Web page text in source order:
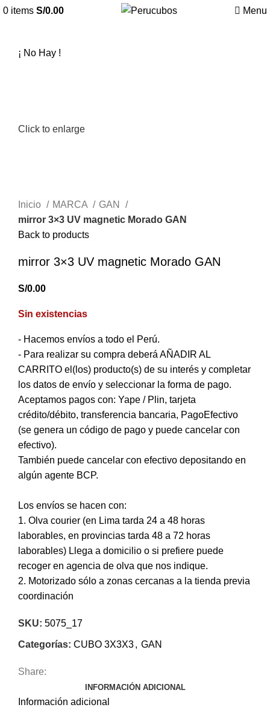
0 items S/0.00 Menu
¡ No Hay !
Click to enlarge
Inicio MARCA
GAN
mirror 3×3 UV magnetic Morado GAN
Back to products
mirror 3×3 UV magnetic Morado GAN
S/0.00
Sin existencias
- Hacemos envíos a todo el Perú.
- Para realizar su compra deberá AÑADIR AL
CARRITO el(los) producto(s) de su interés y completar
los datos de envío y seleccionar la forma de pago.
Aceptamos pagos con: Yape / Plin, tarjeta
crédito/débito, transferencia bancaria, PagoEfectivo
(se genera un código de pago y puede cancelar con
efectivo).
También puede cancelar con efectivo depositando en
algún agente BCP.
Los envíos se hacen con:
1. Olva courier (en Lima tarda 24 a 48 horas
laborables, en provincias tarda 48 a 72 horas
laborables) Llega a domicilio o si prefiere puede
recoger en agencia de olva que nos indique.
2. Motorizado sólo a zonas cercanas a la tienda previa
coordinación
SKU: 5075_17
Categorías: CUBO 3X3X3, GAN
Share:
INFORMACIÓN ADICIONAL
Información adicional